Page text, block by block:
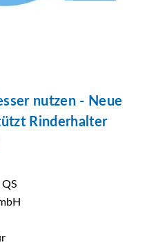
nutzen - Neue
Rinderhalter